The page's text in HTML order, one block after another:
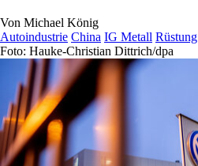
Von Michael König
Autoindustrie China IG Metall Rüstung
Foto: Hauke-Christian Dittrich/dpa